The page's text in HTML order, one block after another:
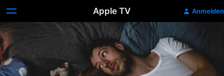
Apple TV Anmelden